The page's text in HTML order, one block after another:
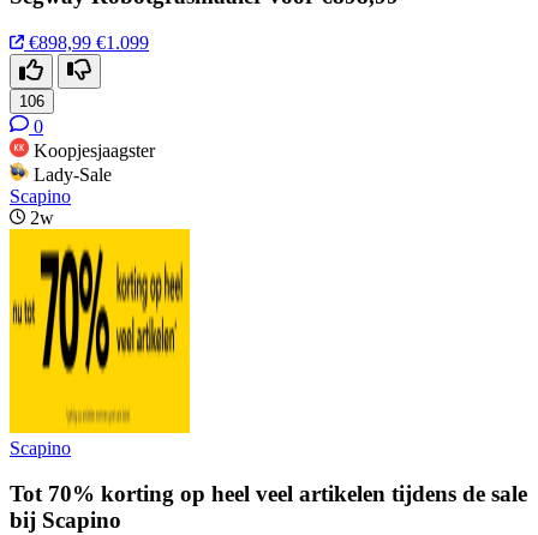
€898,99 €1.099
106
0
Koopjesjaagster
Lady-Sale
Scapino
2w
Scapino
Tot 70% korting op heel veel artikelen tijdens de sale
bij Scapino